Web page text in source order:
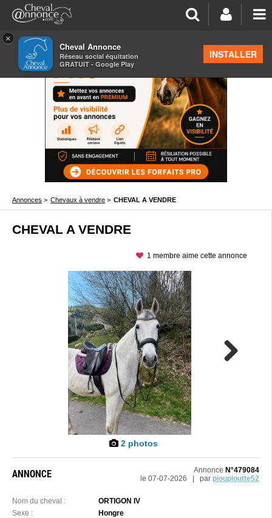
×
Cheval Annonce
Réseau social équitation
GRATUIT - Google Play
INSTALLER
Annonces > Chevaux à vendre > CHEVAL A VENDRE
CHEVAL A VENDRE
1 membre aime cette annonce
2 photos
ANNONCE Annonce N°479084
le 07-07-2026 | par pioupioutte52
Nom du cheval :
ORTIGON IV
Sexe :
Hongre